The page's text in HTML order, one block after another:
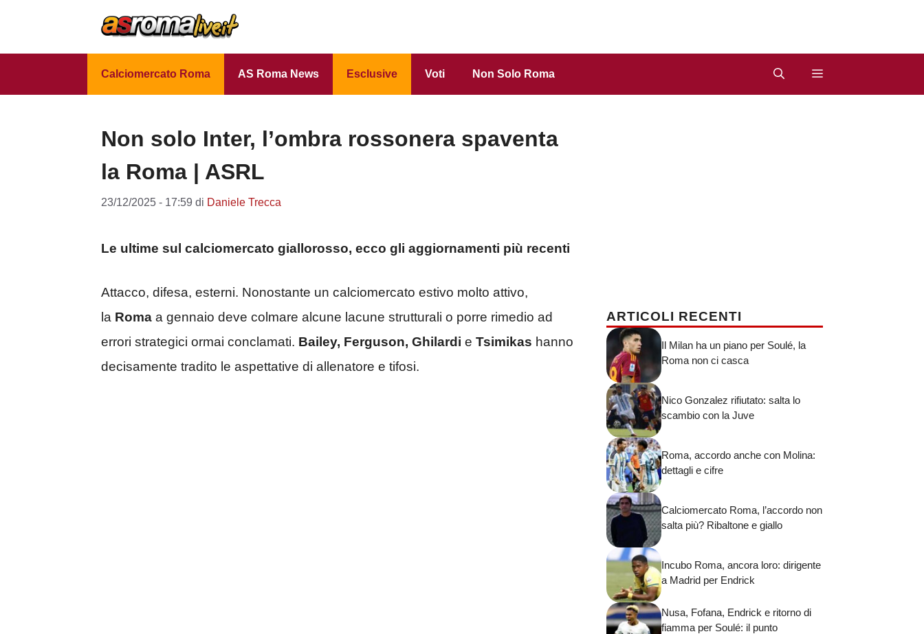
Calciomercato Roma AS Roma News Esclusive Voti Non Solo Roma
Non solo Inter, l’ombra rossonera spaventa
la Roma | ASRL
23/12/2025 - 17:59 di Daniele Trecca
Le ultime sul calciomercato giallorosso, ecco gli aggiornamenti più recenti
Attacco, difesa, esterni. Nonostante un calciomercato estivo molto attivo,
la Roma a gennaio deve colmare alcune lacune strutturali o porre rimedio ad
errori strategici ormai conclamati. Bailey, Ferguson, Ghilardi e Tsimikas hanno
decisamente tradito le aspettative di allenatore e tifosi.
ARTICOLI RECENTI
Il Milan ha un piano per Soulé, la
Roma non ci casca
Nico Gonzalez rifiutato: salta lo
scambio con la Juve
Roma, accordo anche con Molina:
dettagli e cifre
Calciomercato Roma, l’accordo non
salta più? Ribaltone e giallo
Incubo Roma, ancora loro: dirigente
a Madrid per Endrick
Nusa, Fofana, Endrick e ritorno di
fiamma per Soulé: il punto